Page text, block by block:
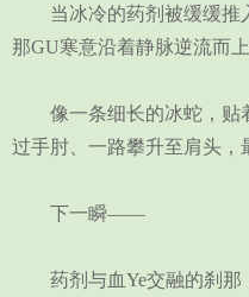
当冰冷的药剂被缓缓推
那GU寒意沿着静脉逆流
像一条细长的冰蛇，贴
过手肘、一路攀升至肩头，
下一瞬——
药剂与血Ye交融的刹那